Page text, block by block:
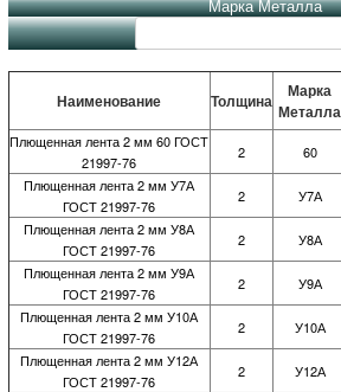
Марка Металла
Наименование Толщина
Марка
Металла
Плющенная лента 2 мм 60 ГОСТ
21997-76
2 60
Плющенная лента 2 мм У7А
ГОСТ 21997-76
2 У7А
Плющенная лента 2 мм У8А
ГОСТ 21997-76
2 У8А
Плющенная лента 2 мм У9А
ГОСТ 21997-76
2 У9А
Плющенная лента 2 мм У10А
ГОСТ 21997-76
2 У10А
Плющенная лента 2 мм У12А
ГОСТ 21997-76
2 У12А